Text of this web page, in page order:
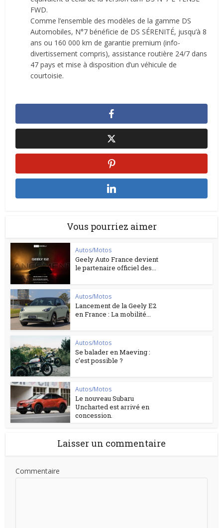
FWD.
Comme l’ensemble des modèles de la gamme DS
Automobiles, N°7 bénéficie de DS SÉRENITÉ, jusqu’à 8
ans ou 160 000 km de garantie premium (info-
divertissement compris), assistance routière 24/7 dans
47 pays et mise à disposition d’un véhicule de
courtoisie.
Vous pourriez aimer
Autos/Motos
Geely Auto France devient
le partenaire officiel des...
Autos/Motos
Lancement de la Geely E2
en France : La mobilité...
Autos/Motos
Se balader en Maeving :
c’est possible ?
Autos/Motos
Le nouveau Subaru
Uncharted est arrivé en
concession.
Laisser un commentaire
Commentaire